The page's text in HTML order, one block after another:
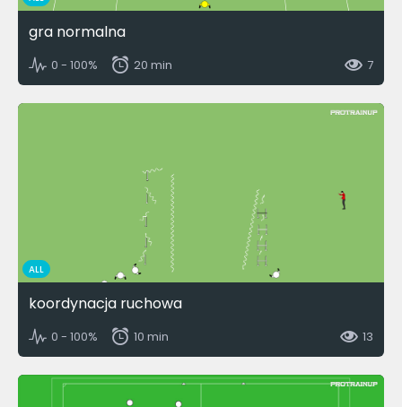
gra normalna
0 - 100% 20 min 7
ALL
koordynacja ruchowa
0 - 100% 10 min 13